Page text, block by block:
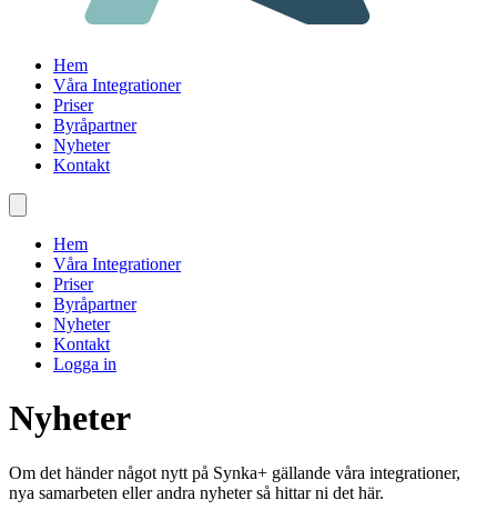
Hem
Våra Integrationer
Priser
Byråpartner
Nyheter
Kontakt
Hem
Våra Integrationer
Priser
Byråpartner
Nyheter
Kontakt
Logga in
Nyheter
Om det händer något nytt på Synka+ gällande våra integrationer,
nya samarbeten eller andra nyheter så hittar ni det här.